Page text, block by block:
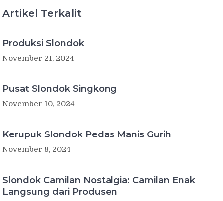
Artikel Terkalit
Produksi Slondok
November 21, 2024
Pusat Slondok Singkong
November 10, 2024
Kerupuk Slondok Pedas Manis Gurih
November 8, 2024
Slondok Camilan Nostalgia: Camilan Enak
Langsung dari Produsen